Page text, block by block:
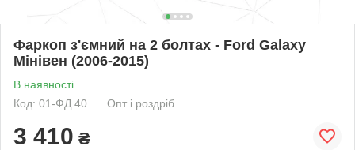
Фаркоп з'ємний на 2 болтах - Ford Galaxy
Мінівен (2006-2015)
В наявності
Код: 01-ФД.40
Опт і роздріб
3 410 ₴